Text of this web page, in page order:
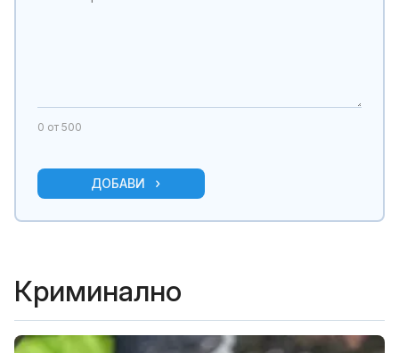
0 от 500
ДОБАВИ
Криминално